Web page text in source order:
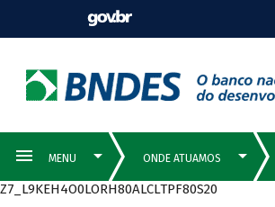
Z7_L9KEH4O0LORH80ALCLTPF80S20